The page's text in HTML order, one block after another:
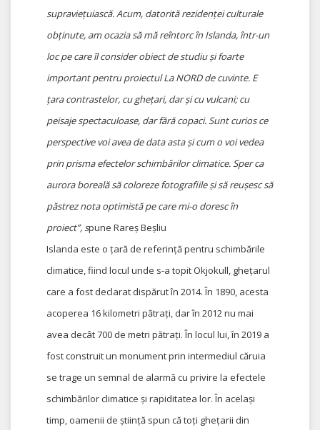
supraviețuiască. Acum, datorită rezidenței culturale
obținute, am ocazia să mă reîntorc în Islanda, într-un
loc pe care îl consider obiect de studiu și foarte
important pentru proiectul La NORD de cuvinte. E
țara contrastelor, cu ghețari, dar și cu vulcani; cu
peisaje spectaculoase, dar fără copaci. Sunt curios ce
perspective voi avea de data asta și cum o voi vedea
prin prisma efectelor schimbărilor climatice. Sper ca
aurora boreală să coloreze fotografiile și să reușesc să
păstrez nota optimistă pe care mi-o doresc în
proiect”, spune Rareș Beșliu
Islanda este o țară de referință pentru schimbările
climatice, fiind locul unde s-a topit Okjokull, ghețarul
care a fost declarat dispărut în 2014. În 1890, acesta
acoperea 16kilometri pătrați, dar în 2012 nu mai
avea decât 700 de metri pătrați. În locul lui, în 2019 a
fost construit un monument prin intermediul căruia
se trage un semnal de alarmă cu privire la efectele
schimbărilor climatice și rapiditatea lor. În același
timp, oamenii de știință spun că toți ghețarii din